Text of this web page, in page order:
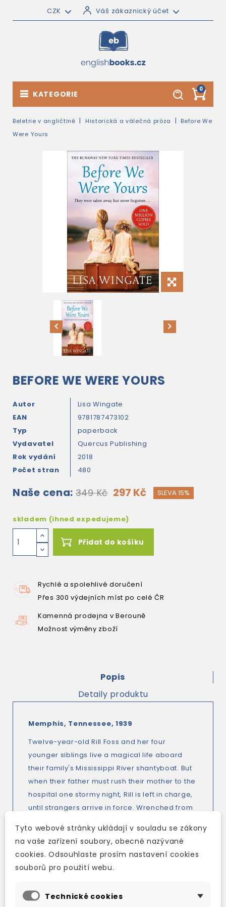
CZK Váš zákaznický účet
0
KATEGORIE
Beletrie v angličtině Historická a válečná próza
Before We
Were Yours
BEFORE WE WERE YOURS
Autor
Lisa Wingate
EAN
9781787473102
Typ
paperback
Vydavatel
Quercus Publishing
Rok vydání
2018
Počet stran
480
Naše cena: 349 Kč 297 Kč SLEVA 15%
skladem (ihned expedujeme)
Přidat do košíku
Rychlé a spolehlivé doručení
Přes 300 výdejních míst po celé ČR
Kamenná prodejna v Berouně
Možnost výměny zboží
Popis
Detaily produktu
Memphis, Tennessee, 1939
Twelve-year-old Rill Foss and her four
younger siblings live a magical life aboard
their family's Mississippi River shantyboat. But
when their father must rush their mother to the
hospital one stormy night, Rill is left in charge,
until strangers arrive in force. Wrenched from
Children's Home Society orphanage, the Foss
children are assured that they will soon be
returned to their parents - but they quickly
realize the dark truth...
Aiken, South Carolina, present day
Tyto webové stránky ukládají v souladu se zákony
na vaše zařízení soubory, obecně nazývané
cookies. Odsouhlaste prosím nastavení cookies
souborů pro použití webu.
Technické cookies